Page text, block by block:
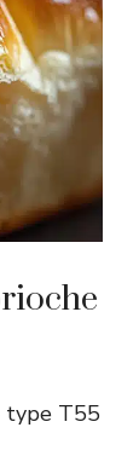
type T55